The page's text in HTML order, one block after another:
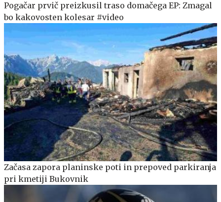
Pogačar prvič preizkusil traso domačega EP: Zmagal
bo kakovosten kolesar #video
Začasa zapora planinske poti in prepoved parkiranja
pri kmetiji Bukovnik